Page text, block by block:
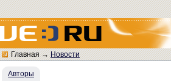
Главная→Новости
Авторы